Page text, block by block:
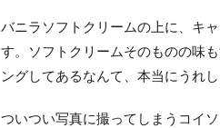
バニラソフトクリームの上に、キ
す。ソフトクリームそのものの味
ングしてあるなんて、本当にうれ
ついつい写真に撮ってしまうコイ